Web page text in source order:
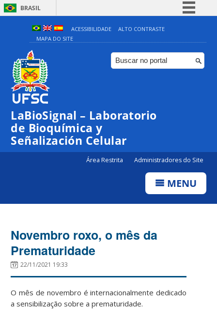
BRASIL
Simplifique!
Comunica BR
Participe
ACESSIBILIDADE
ALTO CONTRASTE
MAPA DO SITE
LaBioSignal – Laboratorio
de Bioquímica y
Señalización Celular
Área Restrita Administradores do Site
MENU
Novembro roxo, o mês da
Prematuridade
22/11/2021 19:33
O mês de novembro é internacionalmente dedicado
a sensibilização sobre a prematuridade.